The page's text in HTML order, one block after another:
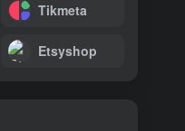
Tikmeta
Etsyshop